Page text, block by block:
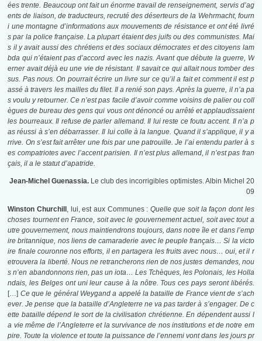
ées trente. Beaucoup ont fait un énorme travail de renseignement, servis d’ag
ents de liaison, de traducteurs, recruté des déserteurs de la Wehrmacht, fourn
i une montagne d’informations aux mouvements de résistance et ont été livré
s par la police française. La plupart étaient des juifs ou des communistes. Mai
s il y avait aussi des chrétiens et des sociaux démocrates et des citoyens lam
bda qui n’étaient pas d’accord avec les nazis. Avant que débute la guerre, W
erner avait déjà eu une vie de résistant. Il savait ce qui allait nous tomber des
sus. Pas nous. On pourrait écrire un livre sur ce qu’il a fait et comment il est p
assé à travers les mailles du filet. Il a renié son pays. Après la guerre, il n’a pa
s voulu y retourner. Ce n’est pas facile d’avoir comme voisins de palier ou coll
ègues de bureau des gens qui vous ont dénoncé ou arrêté et applaudissaient
les bourreaux. Il refuse de parler allemand. Il lui reste ce foutu accent. Il n’a p
as réussi à s’en débarrasser. Il lui colle à la langue. Quand il s’applique, il y a
rrive. On s’est fait arrêter une fois par une patrouille. Je l’ai entendu parler à s
es compatriotes avec l’accent parisien. Il n’est plus allemand, il n’est pas fran
çais, il a le statut d’apatride.
Jean-Michel Guenassia. Le club des incorrigibles optimistes. Albin Michel 20
09
Winston Churchill , lui, est aux Communes : Quelle que soit la façon dont les
choses tournent en France, soit avec le gouvernement actuel, soit avec tout a
utre gouvernement, nous maintiendrons toujours, dans notre île et dans l’emp
ire britannique, nos liens de camaraderie avec le peuple français… Si la victo
ire finale couronne nos efforts, il en partagera les fruits avec nous… oui, et il r
etrouvera la liberté. Nous ne retrancherons rien de nos justes demandes, nou
s n’en abandonnons rien, pas un iota… Les Tchèques, les Polonais, les Holla
ndais, les Belges ont uni leur cause à la nôtre. Tous ces pays seront libérés.
[…] Ce que le général Weygand a appelé la bataille de France vient de s’ach
ever. Je pense que la bataille d’Angleterre ne va pas tarder à s’engager. De c
ette bataille dépend le sort de la civilisation chrétienne. En dépendent aussi l
a vie même de l’Angleterre et la survivance de nos institutions et de notre em
pire. Toute la violence et toute la puissance de l’ennemi vont dans les jours pr